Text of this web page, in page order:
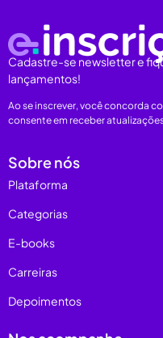
Cadastre-se newsletter e
lançamentos!
Ao se inscrever, você concorda
consente em receber
Sobre nós
Plataforma
Categorias
E-books
Carreiras
Depoimentos